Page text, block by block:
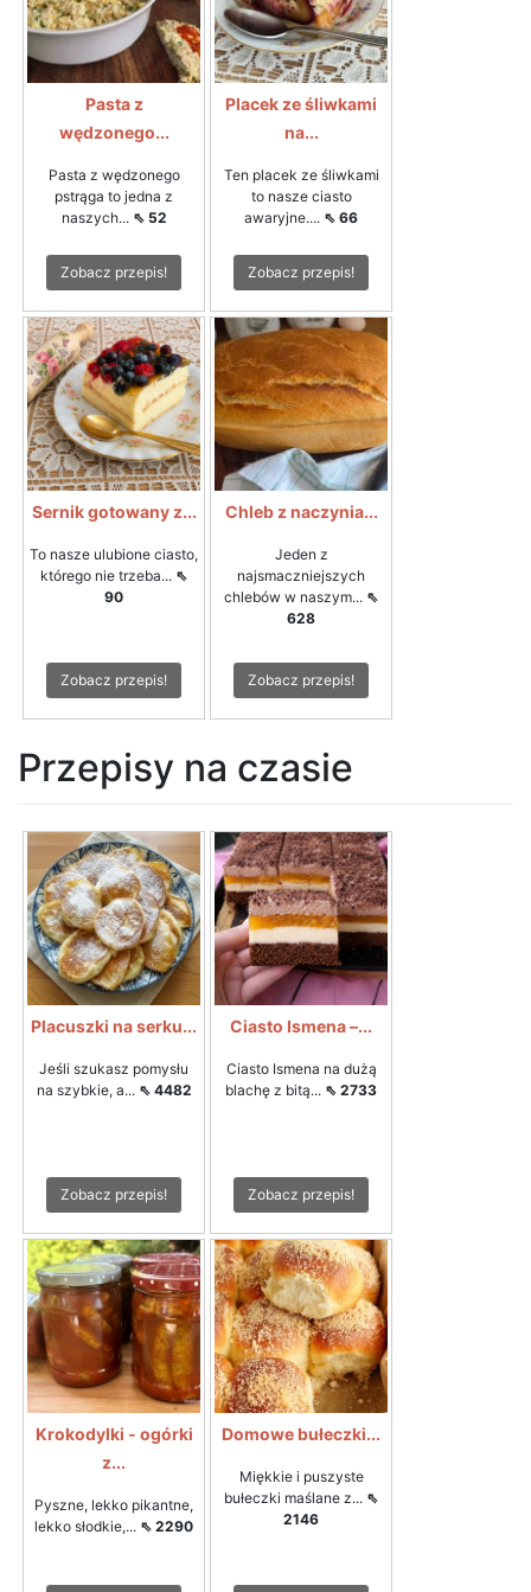
Pasta z
wędzonego...
Pasta z wędzonego
pstrąga to jedna z
naszych... ⇖ 52
Zobacz przepis!
Placek ze śliwkami
na...
Ten placek ze śliwkami
to nasze ciasto
awaryjne.... ⇖ 66
Zobacz przepis!
Sernik gotowany z...
To nasze ulubione ciasto,
którego nie trzeba... ⇖
90
Zobacz przepis!
Chleb z naczynia...
Jeden z
najsmaczniejszych
chlebów w naszym... ⇖
628
Zobacz przepis!
Przepisy na czasie
Placuszki na serku...
Jeśli szukasz pomysłu
na szybkie, a... ⇖ 4482
Zobacz przepis!
Ciasto Ismena –...
Ciasto Ismena na dużą
blachę z bitą... ⇖ 2733
Zobacz przepis!
Krokodylki - ogórki
z...
Pyszne, lekko pikantne,
lekko słodkie,... ⇖ 2290
Domowe bułeczki...
Miękkie i puszyste
bułeczki maślane z... ⇖
2146